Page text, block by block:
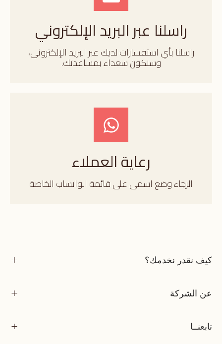
راسلنا عبر البريد الإلكتروني
راسلنا بأي استفسارات لديك عبر البريد الإلكتروني،
وسنكون سعداء بمساعدتك.
رعاية العملاء
الرجاء وضع اسمي على قائمة الواتساب الخاصة
كيف نقدر نخدمك؟
عن الشركة
تابعنــا